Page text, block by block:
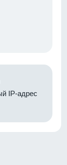
IP-адрес